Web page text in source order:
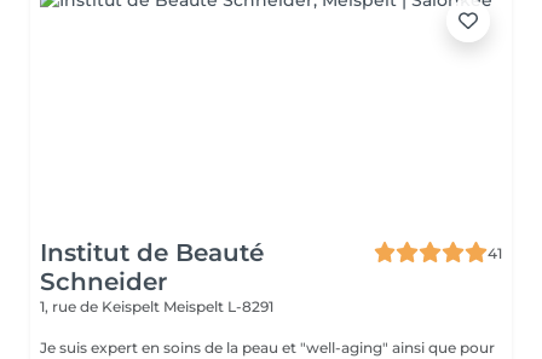
Institut de Beauté
Schneider
41
1, rue de Keispelt Meispelt L-8291
Je suis expert en soins de la peau et "well-aging" ainsi que pour